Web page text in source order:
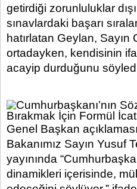
getirdiği zorunluluklar
sınavlardaki başarı
hatırlatan Geylan, Sayın
ortadayken, kendisinin
acayip durduğunu
Genel Başkan
Bakanımız Sayın Yusuf
yayınında
dinamikleri içerisinde,